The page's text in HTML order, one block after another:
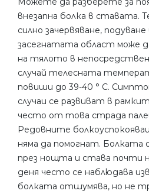
внезапна болка в ставата.
силно зачервяване,
засегнатата област може
на тялото в
случай телесната
повиши до 39-40 ° C.
случаи се развиват в
често от това страда
Редовните
няма да помогнат. Болката
през нощта и става почти
деня често се наблюдава
болката отшумява, но не